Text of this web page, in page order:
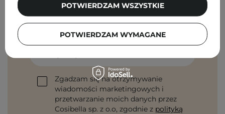
Pielęgnacyjne checklisty, eksperckie porady,
beauty nowości - prosto na maila!
Zgadzam się na otrzymywanie
wiadomości marketingowych i
przetwarzanie moich danych przez
Cosibella sp. z o.o, zgodnie z polityką
POTWIERDZAM WYMAGANE
POTWIERDZAM WSZYSTKIE